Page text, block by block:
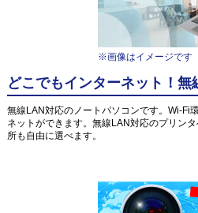
※画像はイメージです
どこでもインターネット！
無線LAN対応のノートパソコンです。Wi-Fi
ネットができます。無線LAN対応のプリン
所も自由に選べます。